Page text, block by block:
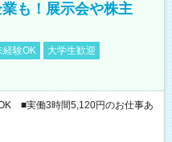
も！展示会や株主
経験OK
大学生歓迎
■実働3時間5,120円のお仕事あ